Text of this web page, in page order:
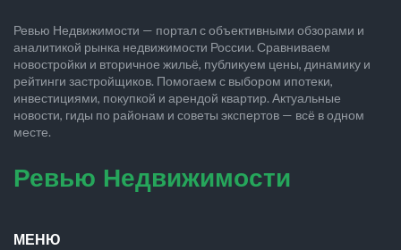
Ревью Недвижимости — портал с объективными обзорами и
аналитикой рынка недвижимости России. Сравниваем
новостройки и вторичное жильё, публикуем цены, динамику и
рейтинги застройщиков. Помогаем с выбором ипотеки,
инвестициями, покупкой и арендой квартир. Актуальные
новости, гиды по районам и советы экспертов — всё в одном
месте.
Ревью Недвижимости
МЕНЮ